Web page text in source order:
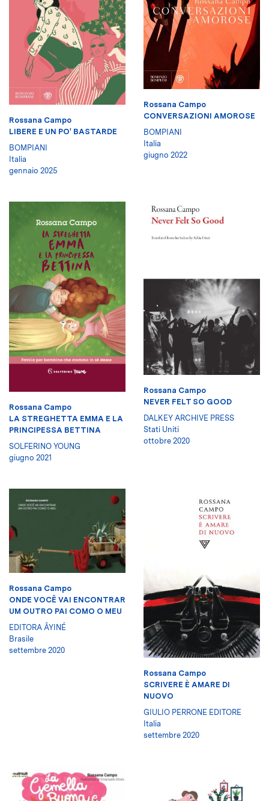
Rossana Campo
LIBERE E UN PO' BASTARDE
BOMPIANI
Italia
gennaio 2025
Rossana Campo
CONVERSAZIONI AMOROSE
BOMPIANI
Italia
giugno 2022
Rossana Campo
LA STREGHETTA EMMA E LA
PRINCIPESSA BETTINA
SOLFERINO YOUNG
giugno 2021
Rossana Campo
NEVER FELT SO GOOD
DALKEY ARCHIVE PRESS
Stati Uniti
ottobre 2020
Rossana Campo
ONDE VOCÊ VAI ENCONTRAR
UM OUTRO PAI COMO O MEU
EDITORA ÂYINÉ
Brasile
settembre 2020
Rossana Campo
SCRIVERE È AMARE DI
NUOVO
GIULIO PERRONE EDITORE
Italia
settembre 2020